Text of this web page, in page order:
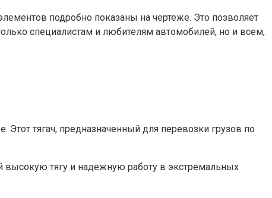
подробно показаны на чертеже. Это позволяет
специалистам и любителям автомобилей, но и всем,
тягач, предназначенный для перевозки грузов по
тягу и надежную работу в экстремальных